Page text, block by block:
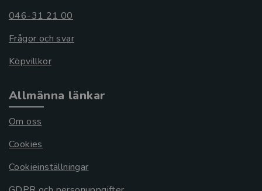
046-31 21 00
Frågor och svar
Köpvillkor
Allmänna länkar
Om oss
Cookies
Cookieinställningar